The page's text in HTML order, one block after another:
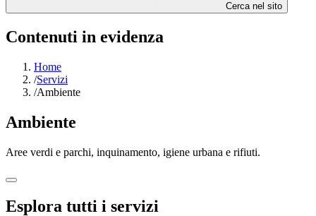
Cerca nel sito
Contenuti in evidenza
Home
/Servizi
/Ambiente
Ambiente
Aree verdi e parchi, inquinamento, igiene urbana e rifiuti.
Esplora tutti i servizi